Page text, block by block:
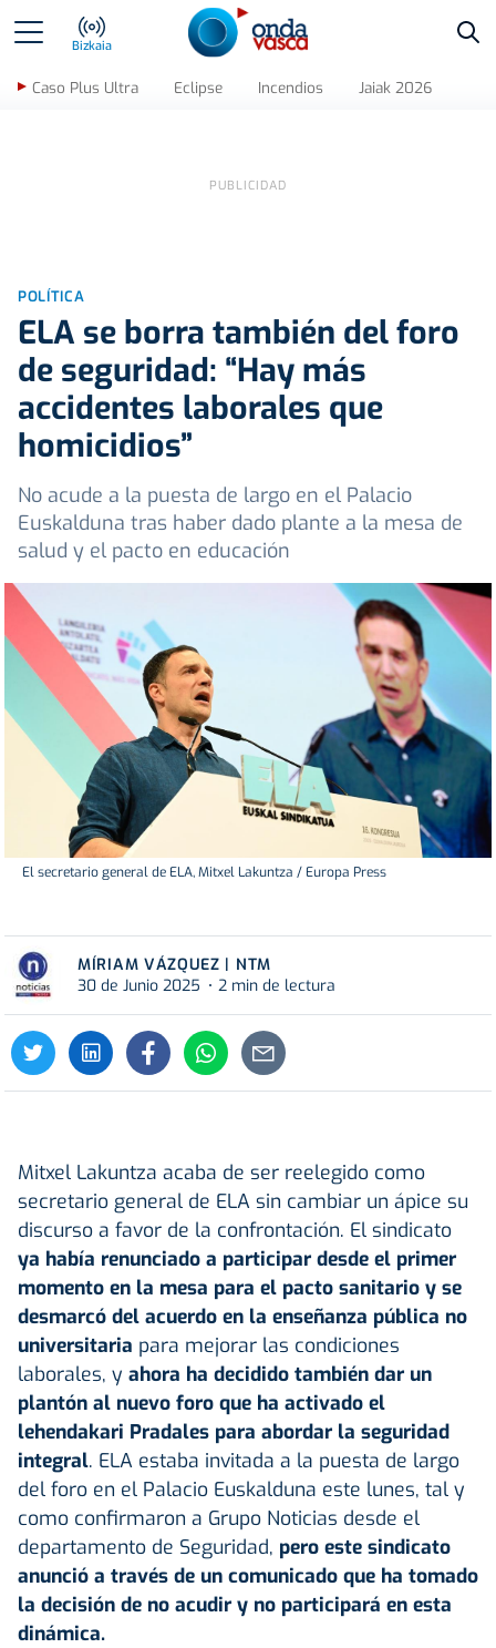
Bizkaia
Caso Plus Ultra Eclipse Incendios Jaiak 2026
POLÍTICA
ELA se borra también del foro
de seguridad: “Hay más
accidentes laborales que
homicidios”
No acude a la puesta de largo en el Palacio
Euskalduna tras haber dado plante a la mesa de
salud y el pacto en educación
El secretario general de ELA, Mitxel Lakuntza / Europa Press
MÍRIAM VÁZQUEZ | NTM
30 de Junio 2025
2 min de lectura
Mitxel Lakuntza acaba de ser reelegido como
secretario general de ELA sin cambiar un ápice su
discurso a favor de la confrontación. El sindicato
ya había renunciado a participar desde el primer
momento en la mesa para el pacto sanitario y se
desmarcó del acuerdo en la enseñanza pública no
universitaria para mejorar las condiciones
laborales, y ahora ha decidido también dar un
plantón al nuevo foro que ha activado el
lehendakari Pradales para abordar la seguridad
integral. ELA estaba invitada a la puesta de largo
del foro en el Palacio Euskalduna este lunes, tal y
como confirmaron a Grupo Noticias desde el
departamento de Seguridad, pero este sindicato
anunció a través de un comunicado que ha tomado
la decisión de no acudir y no participará en esta
dinámica.